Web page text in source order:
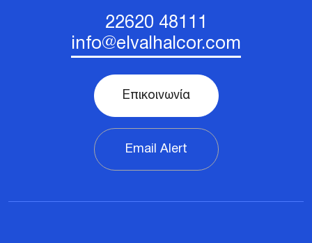
22620 48111
info@elvalhalcor.com
Επικοινωνία
Email Alert